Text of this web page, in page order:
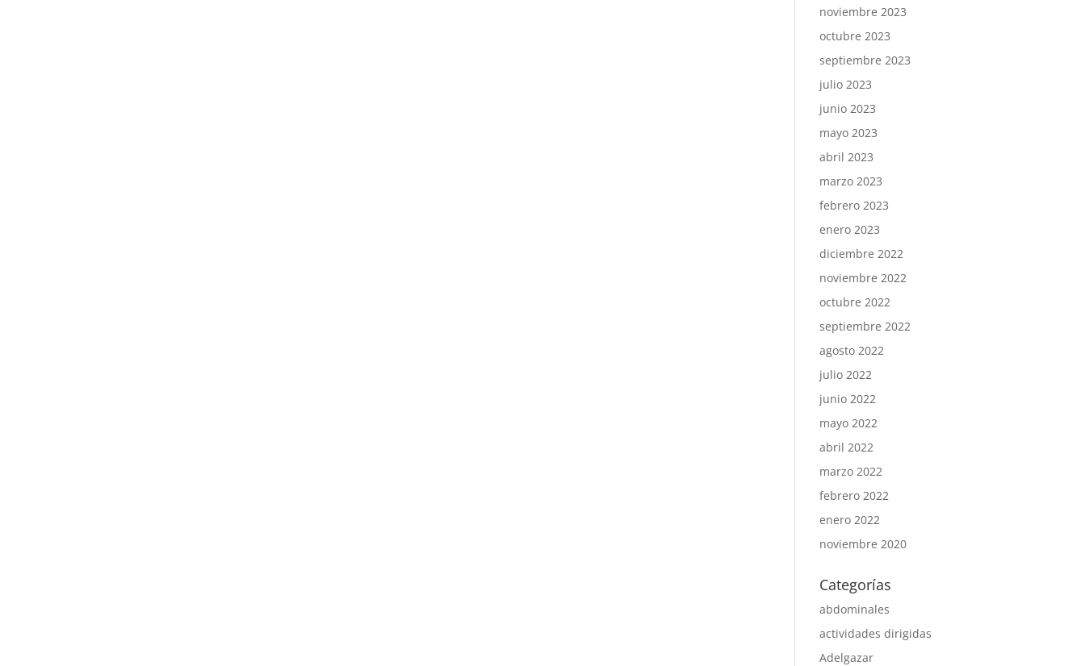
noviembre 2023
octubre 2023
septiembre 2023
julio 2023
junio 2023
mayo 2023
abril 2023
marzo 2023
febrero 2023
enero 2023
diciembre 2022
noviembre 2022
octubre 2022
septiembre 2022
agosto 2022
julio 2022
junio 2022
mayo 2022
abril 2022
marzo 2022
febrero 2022
enero 2022
noviembre 2020
Categorías
abdominales
actividades dirigidas
Adelgazar